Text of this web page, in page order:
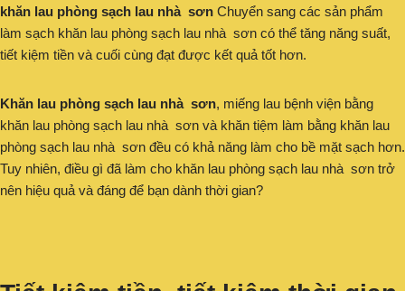
khăn lau phòng sạch lau nhà sơn Chuyển sang các sản phẩm
làm sạch khăn lau phòng sạch lau nhà sơn có thể tăng năng suất,
tiết kiệm tiền và cuối cùng đạt được kết quả tốt hơn.
Khăn lau phòng sạch lau nhà sơn, miếng lau bệnh viện bằng
khăn lau phòng sạch lau nhà sơn và khăn tiệm làm bằng khăn lau
phòng sạch lau nhà sơn đều có khả năng làm cho bề mặt sạch hơn.
Tuy nhiên, điều gì đã làm cho khăn lau phòng sạch lau nhà sơn trở
nên hiệu quả và đáng để bạn dành thời gian?